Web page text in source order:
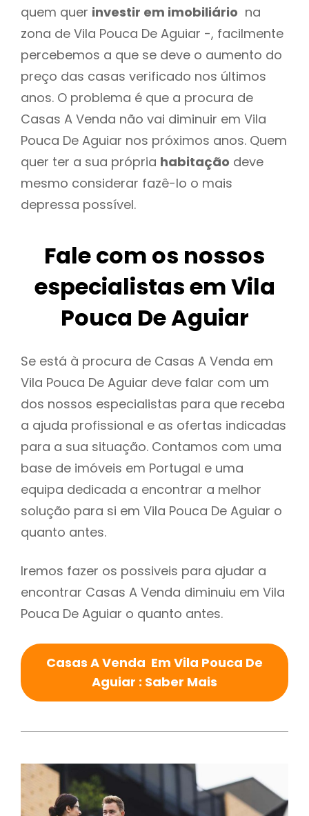
quem quer investir em imobiliário na
zona de Vila Pouca De Aguiar -, facilmente
percebemos a que se deve o aumento do
preço das casas verificado nos últimos
anos. O problema é que a procura de
Casas A Venda não vai diminuir em Vila
Pouca De Aguiar nos próximos anos. Quem
quer ter a sua própria habitação deve
mesmo considerar fazê-lo o mais
depressa possível.
Fale com os nossos
especialistas em Vila
Pouca De Aguiar
Se está à procura de Casas A Venda em
Vila Pouca De Aguiar deve falar com um
dos nossos especialistas para que receba
a ajuda profissional e as ofertas indicadas
para a sua situação. Contamos com uma
base de imóveis em Portugal e uma
equipa dedicada a encontrar a melhor
solução para si em Vila Pouca De Aguiar o
quanto antes.
Iremos fazer os possiveis para ajudar a
encontrar Casas A Venda diminuiu em Vila
Pouca De Aguiar o quanto antes.
Casas A Venda Em Vila Pouca De
Aguiar : Saber Mais